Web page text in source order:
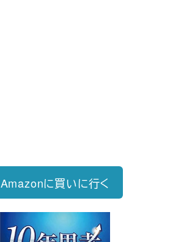
Amazonに買いに行く